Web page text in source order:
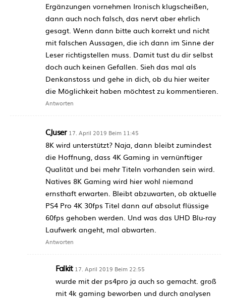
Ergänzungen vornehmen Ironisch klugscheißen,
dann auch noch falsch, das nervt aber ehrlich
gesagt. Wenn dann bitte auch korrekt und nicht
mit falschen Aussagen, die ich dann im Sinne der
Leser richtigstellen muss. Damit tust du dir selbst
doch auch keinen Gefallen. Sieh das mal als
Denkanstoss und gehe in dich, ob du hier weiter
die Möglichkeit haben möchtest zu kommentieren.
Antworten
CJuser 17. April 2019 Beim 11:45
8K wird unterstützt? Naja, dann bleibt zumindest
die Hoffnung, dass 4K Gaming in vernünftiger
Qualität und bei mehr Titeln vorhanden sein wird.
Natives 8K Gaming wird hier wohl niemand
ernsthaft erwarten. Bleibt abzuwarten, ob aktuelle
PS4 Pro 4K 30fps Titel dann auf absolut flüssige
60fps gehoben werden. Und was das UHD Blu-ray
Laufwerk angeht, mal abwarten.
Antworten
Falkit 17. April 2019 Beim 22:55
wurde mit der ps4pro ja auch so gemacht. groß
mit 4k gaming beworben und durch analysen